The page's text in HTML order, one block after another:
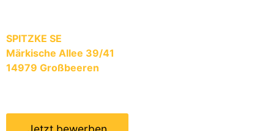
SPITZKE SE
Märkische Allee 39/41
14979 Großbeeren